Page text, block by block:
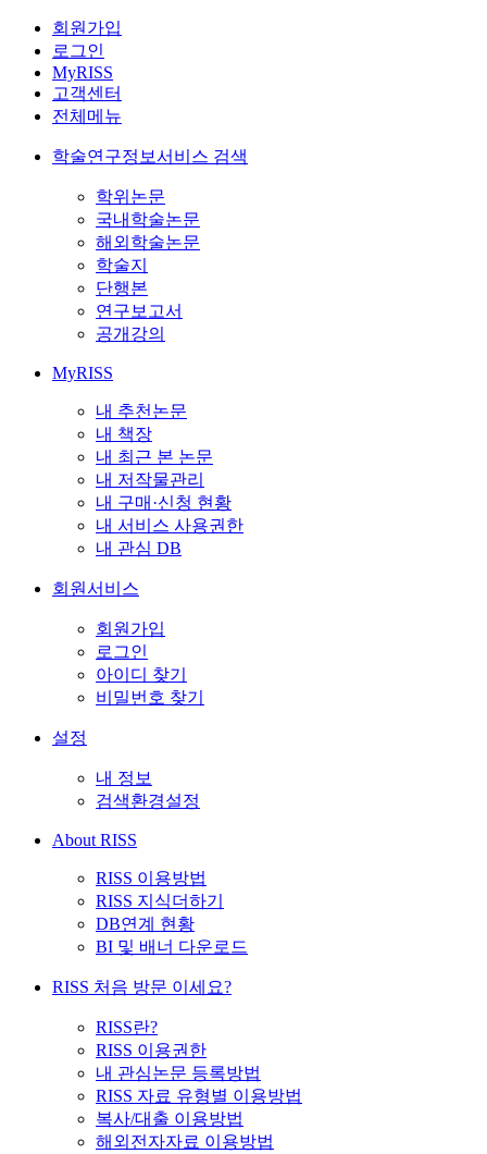
회원가입
로그인
MyRISS
고객센터
전체메뉴
학술연구정보서비스 검색
학위논문
국내학술논문
해외학술논문
학술지
단행본
연구보고서
공개강의
MyRISS
내 추천논문
내 책장
내 최근 본 논문
내 저작물관리
내 구매·신청 현황
내 서비스 사용권한
내 관심 DB
회원서비스
회원가입
로그인
아이디 찾기
비밀번호 찾기
설정
내 정보
검색환경설정
About RISS
RISS 이용방법
RISS 지식더하기
DB연계 현황
BI 및 배너 다운로드
RISS 처음 방문 이세요?
RISS란?
RISS 이용권한
내 관심논문 등록방법
RISS 자료 유형별 이용방법
복사/대출 이용방법
해외전자자료 이용방법